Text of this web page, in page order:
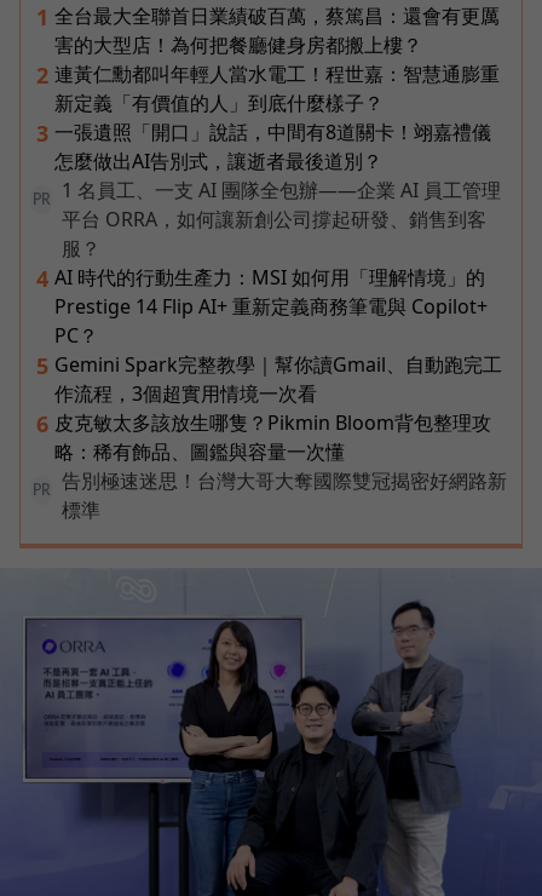
1 全台最大全聯首日業績破百萬，蔡篤昌：還會有更厲
害的大型店！為何把餐廳健身房都搬上樓？
2 連黃仁勳都叫年輕人當水電工！程世嘉：智慧通膨重
新定義「有價值的人」到底什麼樣子？
3 一張遺照「開口」說話，中間有8道關卡！翊嘉禮儀
怎麼做出AI告別式，讓逝者最後道別？
PR
1 名員工、一支 AI 團隊全包辦——企業 AI 員工管理
平台 ORRA，如何讓新創公司撐起研發、銷售到客
服？
4 AI 時代的行動生產力：MSI 如何用「理解情境」的
Prestige 14 Flip AI+ 重新定義商務筆電與 Copilot+
PC？
5 Gemini Spark完整教學｜幫你讀Gmail、自動跑完工
作流程，3個超實用情境一次看
6 皮克敏太多該放生哪隻？Pikmin Bloom背包整理攻
略：稀有飾品、圖鑑與容量一次懂
PR
告別極速迷思！台灣大哥大奪國際雙冠揭密好網路新
標準